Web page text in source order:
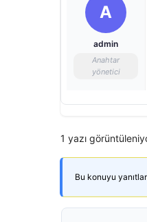
A
admin
Anahtar
yönetici
1 yazı
Bu konuyu